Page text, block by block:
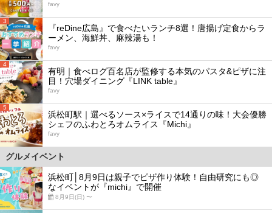
favy
3
『reDine広島』で食べたいランチ8選！唐揚げ定食からラ
ーメン、海鮮丼、麻辣湯も！
favy
4
有明｜食べログ百名店が監修する本気のパスタ&ピザに注
目！穴場ダイニング『LINK table』
favy
5
浜松町駅｜選べるソース×ライスで14通りの味！大会優勝
シェフのふわとろオムライス『Michi』
favy
グルメイベント
浜松町│8月9日は親子でピザ作り体験！自由研究にも◎
なイベントが『michi』で開催
8月9日(日) 〜